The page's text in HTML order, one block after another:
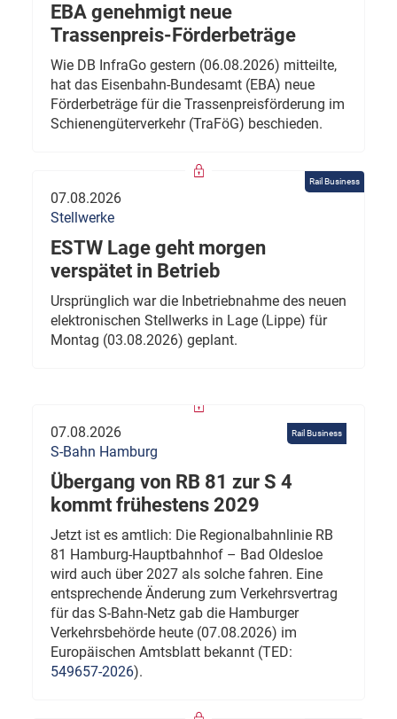
EBA genehmigt neue
Trassenpreis-Förderbeträge
Wie DB InfraGo gestern (06.08.2026) mitteilte,
hat das Eisenbahn-Bundesamt (EBA) neue
Förderbeträge für die Trassenpreisförderung im
Schienengüterverkehr (TraFöG) beschieden.
Rail Business
07.08.2026
Stellwerke
ESTW Lage geht morgen
verspätet in Betrieb
Ursprünglich war die Inbetriebnahme des neuen
elektronischen Stellwerks in Lage (Lippe) für
Montag (03.08.2026) geplant.
Rail Business
07.08.2026
S-Bahn Hamburg
Übergang von RB 81 zur S 4
kommt frühestens 2029
Jetzt ist es amtlich: Die Regionalbahnlinie RB
81 Hamburg-Hauptbahnhof – Bad Oldesloe
wird auch über 2027 als solche fahren. Eine
entsprechende Änderung zum Verkehrsvertrag
für das S-Bahn-Netz gab die Hamburger
Verkehrsbehörde heute (07.08.2026) im
Europäischen Amtsblatt bekannt (TED:
549657-2026).